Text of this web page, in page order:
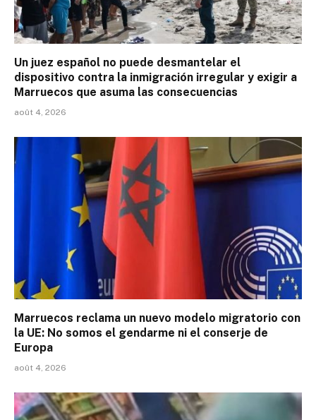
Un juez español no puede desmantelar el
dispositivo contra la inmigración irregular y exigir a
Marruecos que asuma las consecuencias
août 4, 2026
Marruecos reclama un nuevo modelo migratorio con
la UE: No somos el gendarme ni el conserje de
Europa
août 4, 2026